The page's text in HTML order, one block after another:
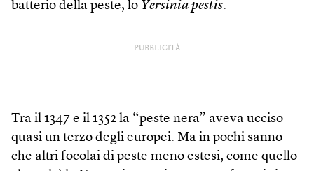
batterio della peste, lo Yersinia pestis.
PUBBLICITÀ
Tra il 1347 e il 1352 la “peste nera” aveva ucciso
quasi un terzo degli europei. Ma in pochi sanno
che altri focolai di peste meno estesi, come quello